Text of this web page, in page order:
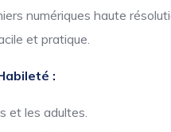
numériques haute
et pratique.
:
et les adultes.